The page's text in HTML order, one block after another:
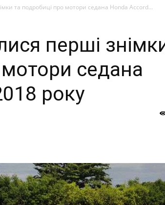
та подробиці про мотори седана Honda Accord...
перші
седана
року